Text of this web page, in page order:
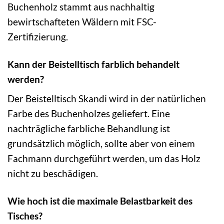
Buchenholz stammt aus nachhaltig
bewirtschafteten Wäldern mit FSC-
Zertifizierung.
Kann der Beistelltisch farblich behandelt
werden?
Der Beistelltisch Skandi wird in der natürlichen
Farbe des Buchenholzes geliefert. Eine
nachträgliche farbliche Behandlung ist
grundsätzlich möglich, sollte aber von einem
Fachmann durchgeführt werden, um das Holz
nicht zu beschädigen.
Wie hoch ist die maximale Belastbarkeit des
Tisches?